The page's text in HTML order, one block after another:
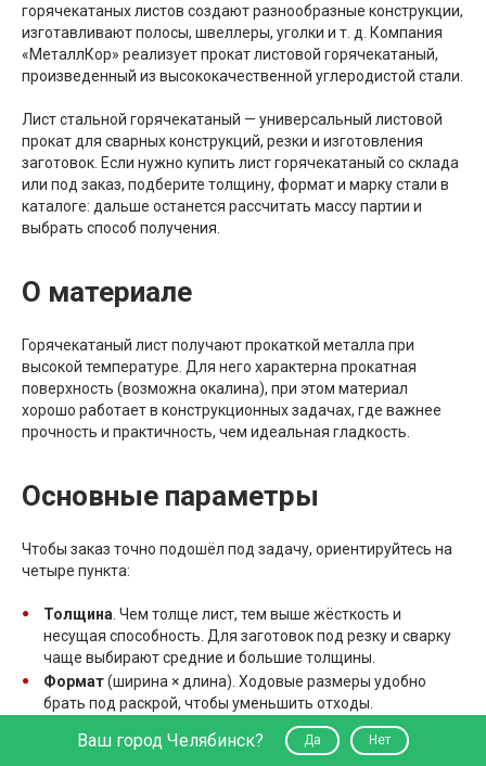
горячекатаных листов создают разнообразные конструкции,
изготавливают полосы, швеллеры, уголки и т. д. Компания
«МеталлКор» реализует прокат листовой горячекатаный,
произведенный из высококачественной углеродистой стали.
Лист стальной горячекатаный — универсальный листовой
прокат для сварных конструкций, резки и изготовления
заготовок. Если нужно купить лист горячекатаный со склада
или под заказ, подберите толщину, формат и марку стали в
каталоге: дальше останется рассчитать массу партии и
выбрать способ получения.
О материале
Горячекатаный лист получают прокаткой металла при
высокой температуре. Для него характерна прокатная
поверхность (возможна окалина), при этом материал
хорошо работает в конструкционных задачах, где важнее
прочность и практичность, чем идеальная гладкость.
Основные параметры
Чтобы заказ точно подошёл под задачу, ориентируйтесь на
четыре пункта:
Толщина . Чем толще лист, тем выше жёсткость и
несущая способность. Для заготовок под резку и сварку
чаще выбирают средние и большие толщины.
Формат(ширина × длина). Ходовые размеры удобно
брать под раскрой, чтобы уменьшить отходы.
. Для типовых работ подходит
конструкционная сталь общего назначения. Для
Ваш город Челябинск? Да Нет